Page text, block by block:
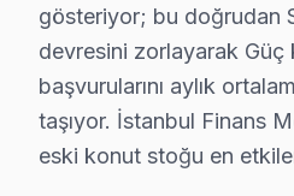
2025 Türkiye fiyatı: ₺800 -
En çok etkilenen model
3.Güç Kartı Arızası
Fiziksel belirti: Televizyon
gösteriyor; bu doğrudan
devresini zorlayarak Güç
başvurularını aylık
taşıyor. İstanbul Finans
eski konut stoğu en